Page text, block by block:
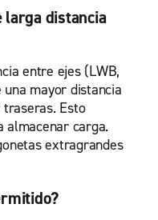
larga distancia
entre ejes (LWB,
mayor distancia
Esto
almacenar carga.
extragrandes